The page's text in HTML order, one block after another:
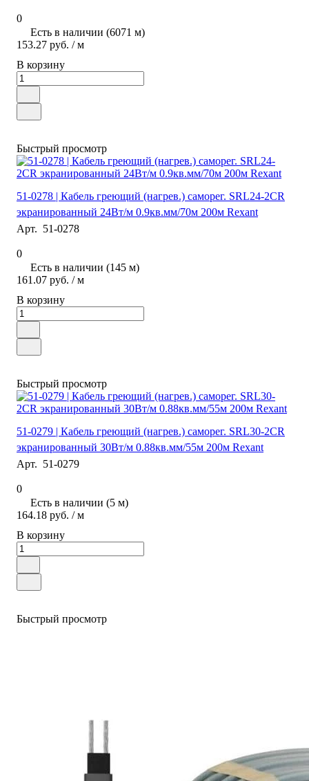
0
Есть в наличии (6071 м)
153.27 руб. / м
В корзину
Быстрый просмотр
51-0278 | Кабель греющий (нагрев.) саморег. SRL24-2CR
экранированный 24Вт/м 0.9кв.мм/70м 200м Rexant
Арт. 51-0278
0
Есть в наличии (145 м)
161.07 руб. / м
В корзину
Быстрый просмотр
51-0279 | Кабель греющий (нагрев.) саморег. SRL30-2CR
экранированный 30Вт/м 0.88кв.мм/55м 200м Rexant
Арт. 51-0279
0
Есть в наличии (5 м)
164.18 руб. / м
В корзину
Быстрый просмотр